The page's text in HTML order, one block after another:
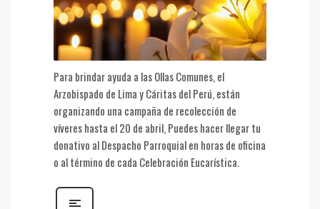
Para brindar ayuda a las Ollas Comunes, el
Arzobispado de Lima y Cáritas del Perú, están
organizando una campaña de recolección de
víveres hasta el 20 de abril, Puedes hacer llegar tu
donativo al Despacho Parroquial en horas de oficina
o al término de cada Celebración Eucarística.